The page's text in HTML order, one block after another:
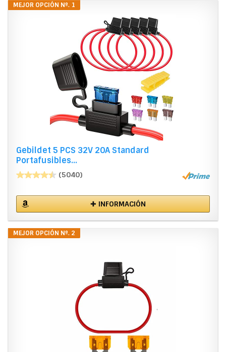
MEJOR OPCIÓN Nº. 1
Gebildet 5 PCS 32V 20A Standard
Portafusibles...
(5040)
✚ INFORMACIÓN
MEJOR OPCIÓN Nº. 2